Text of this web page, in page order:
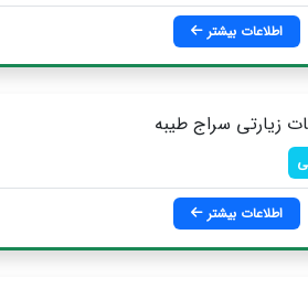
اطلاعات بیشتر
زیارتی سراج طیبه
اطلاعات بیشتر